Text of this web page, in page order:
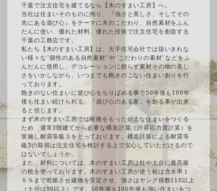
千葉で注文住宅を建てるなら【木のすまい工房】へ。
当社は住まいそのものに拘り、『強さと美しさ、そしてその
先にある遊び心』をテーマに木のこだわり、自然素材をふん
だんに使い、優れた材料、優れた技術で注文住宅を創造する
千葉の工務店です。
私たち【木のすまい工房】は、大手住宅会社では扱いきれな
い様々な”個性のある自然素材”や”こだわりの素材”などをふ
んだんに使用し、デコレーションに頼らず素材その物の美し
さをいかしながら、いつまでも飽きのこない住まい創りを行
っております。
飽きのない住まいに遊び心をちりばめる事で50年後も100年
後も住まい続けられる、『遊び心のある家』を創る事が出来
ると信じます。
まず木のすまい工房では根拠をもった頑丈な住まいをつくる
ため 通常3階建てから必要な構造計算（許容応力度計算）を
実施し耐震等級３をとっております。構造計算による耐震等
級3の取得は注文住宅を検討する上で安心していただけるので
はないでしょうか。
また、材料については、木のすまい工房は柱や土台に最高級
の桧を使っております。木のすまい工房が使う桧は含水率１
５％まで乾燥させ建物を安定させ、強さはヤング係数110以上
（土台は90以上）です。50年後も100年後も強い住まいをつ